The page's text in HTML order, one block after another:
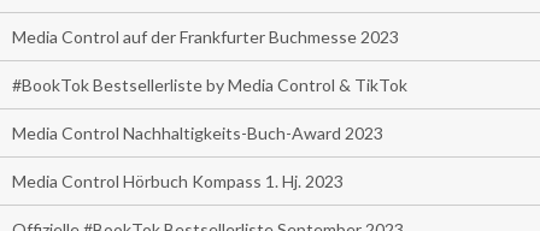
Media Control auf der Frankfurter Buchmesse 2023
#BookTok Bestsellerliste by Media Control & TikTok
Media Control Nachhaltigkeits-Buch-Award 2023
Media Control Hörbuch Kompass 1. Hj. 2023